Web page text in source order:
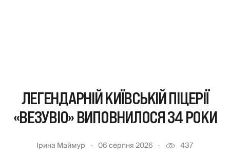
ЛЕГЕНДАРНІЙ КИЇВСЬКІЙ ПІЦЕРІЇ
«ВЕЗУВІО» ВИПОВНИЛОСЯ 34 РОКИ
Ірина Маймур 06 серпня 2026 437